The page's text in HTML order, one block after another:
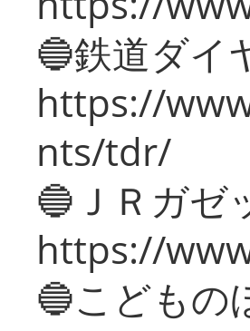
🔵鉄道ダイ
https://
nts/tdr/
🔵ＪＲガゼ
https://
🔵こどもの